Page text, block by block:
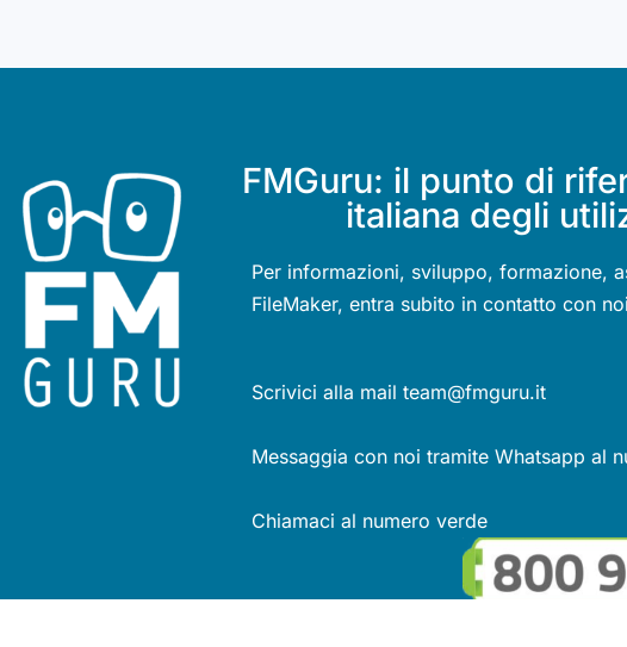
FMGuru: il punto di
italiana degli
Per informazioni, sviluppo, formazione,
FileMaker, entra subito in contatto con noi
Scrivici alla mail team@fmguru.it
Messaggia con noi tramite Whatsapp al
Chiamaci al numero verde